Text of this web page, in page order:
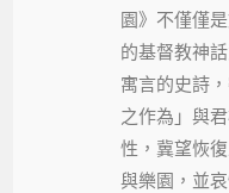
園》不僅僅
的基督教神
寓言的史詩
之作為」與
性，冀望恢
與樂園，並